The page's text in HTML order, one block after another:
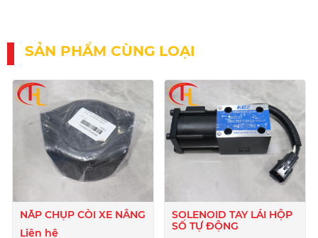
SẢN PHẨM CÙNG LOẠI
NẮP CHỤP CÒI XE NÂNG
Liên hệ
SOLENOID TAY LÁI HỘP
SỐ TỰ ĐỘNG